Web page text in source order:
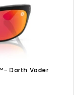
Darth Vader